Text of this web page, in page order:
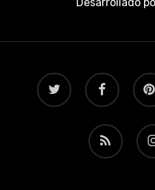
twitter facebook
RSS